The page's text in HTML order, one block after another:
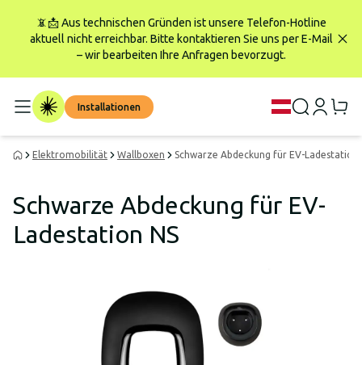
📵📩 Aus technischen Gründen ist unsere Telefon-Hotline
aktuell nicht erreichbar. Bitte kontaktieren Sie uns per E-Mail
– wir bearbeiten Ihre Anfragen bevorzugt.
Installationen
Elektromobilität Wallboxen Schwarze Abdeckung für EV-Ladestation
Schwarze Abdeckung für EV-
Ladestation NS